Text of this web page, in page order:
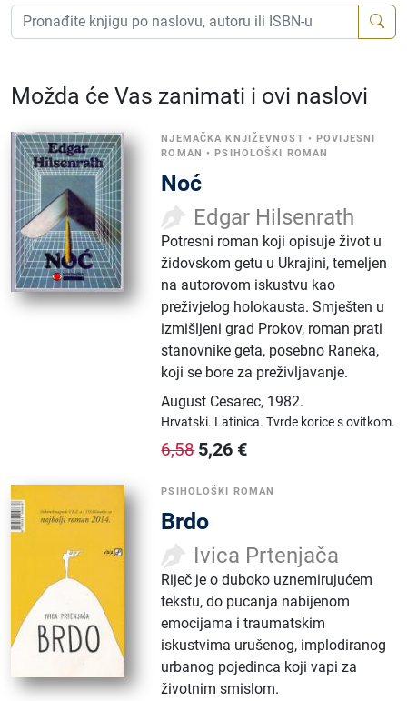
Možda će Vas zanimati i ovi naslovi
NJEMAČKA KNJIŽEVNOST •POVIJESNI
ROMAN •PSIHOLOŠKI ROMAN
Noć
Edgar Hilsenrath
Potresni roman koji opisuje život u
židovskom getu u Ukrajini, temeljen
na autorovom iskustvu kao
preživjelog holokausta. Smješten u
izmišljeni grad Prokov, roman prati
stanovnike geta, posebno Raneka,
koji se bore za preživljavanje.
August Cesarec, 1982.
Hrvatski. Latinica.Tvrde korice s ovitkom.
6,58 5,26 €
PSIHOLOŠKI ROMAN
Brdo
Ivica Prtenjača
Riječ je o duboko uznemirujućem
tekstu, do pucanja nabijenom
emocijama i traumatskim
iskustvima urušenog, implodiranog
urbanog pojedinca koji vapi za
životnim smislom.